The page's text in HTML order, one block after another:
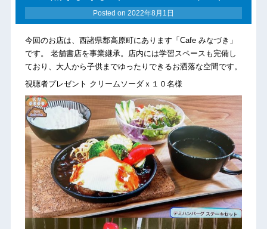
Posted on 2022年8月1日
今回のお店は、西諸県郡高原町にあります「Cafe みなづき」
です。 老舗書店を事業継承。店内には学習スペースも完備し
ており、大人から子供までゆったりできるお洒落な空間です。
視聴者プレゼント クリームソーダｘ１０名様